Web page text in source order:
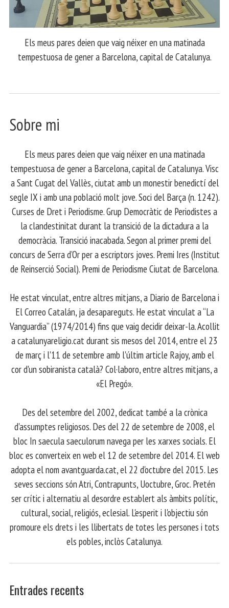
Els meus pares deien que vaig néixer en una matinada
tempestuosa de gener a Barcelona, capital de Catalunya.
Sobre mi
Els meus pares deien que vaig néixer en una matinada
tempestuosa de gener a Barcelona, capital de Catalunya. Visc
a Sant Cugat del Vallès, ciutat amb un monestir benedictí del
segle IX i amb una població molt jove. Soci del Barça (n. 1242).
Curses de Dret i Periodisme. Grup Democràtic de Periodistes a
la clandestinitat durant la transició de la dictadura a la
democràcia. Transició inacabada. Segon al primer premi del
concurs de Serra d’Or per a escriptors joves. Premi Ires (Institut
de Reinserció Social). Premi de Periodisme Ciutat de Barcelona.
​ He estat vinculat, entre altres mitjans, a Diario de Barcelona i
El Correo Catalán, ja desapareguts. He estat vinculat a “La
Vanguardia” (1974/2014) fins que vaig decidir deixar-la. Acollit
a catalunyareligio.cat durant sis mesos del 2014, entre el 23
de març i l'11 de setembre amb l'últim article Rajoy, amb el
cor d'un sobiranista català? Col·laboro, entre altres mitjans, a
«El Pregó».
​ Des del setembre del 2002, dedicat també a la crònica
d'assumptes religiosos. Des del 22 de setembre de 2008, el
bloc In saecula saeculorum navega per les xarxes socials. El
bloc es converteix en web el 12 de setembre del 2014. El web
adopta el nom avantguarda.cat, el 22 d'octubre del 2015. Les
seves seccions són Atri, Contrapunts, Uoctubre, Groc. Pretén
ser crític i alternatiu al desordre establert als àmbits polític,
cultural, social, religiós, eclesial. L'esperit i l'objectiu són
promoure els drets i les llibertats de totes les persones i tots
els pobles, inclòs Catalunya.
Entrades recents